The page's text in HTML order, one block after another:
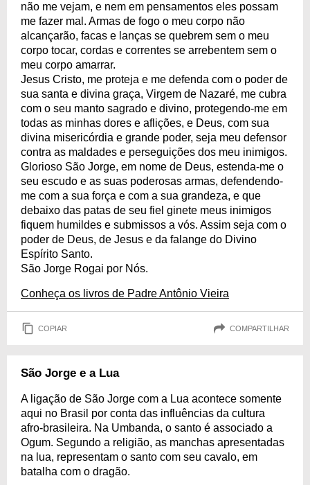
não me vejam, e nem em pensamentos eles possam
me fazer mal. Armas de fogo o meu corpo não
alcançarão, facas e lanças se quebrem sem o meu
corpo tocar, cordas e correntes se arrebentem sem o
meu corpo amarrar.
Jesus Cristo, me proteja e me defenda com o poder de
sua santa e divina graça, Virgem de Nazaré, me cubra
com o seu manto sagrado e divino, protegendo-me em
todas as minhas dores e aflições, e Deus, com sua
divina misericórdia e grande poder, seja meu defensor
contra as maldades e perseguições dos meu inimigos.
Glorioso São Jorge, em nome de Deus, estenda-me o
seu escudo e as suas poderosas armas, defendendo-
me com a sua força e com a sua grandeza, e que
debaixo das patas de seu fiel ginete meus inimigos
fiquem humildes e submissos a vós. Assim seja com o
poder de Deus, de Jesus e da falange do Divino
Espírito Santo.
São Jorge Rogai por Nós.
Conheça os livros de Padre Antônio Vieira
COPIAR COMPARTILHAR
São Jorge e a Lua
A ligação de São Jorge com a Lua acontece somente
aqui no Brasil por conta das influências da cultura
afro-brasileira. Na Umbanda, o santo é associado a
Ogum. Segundo a religião, as manchas apresentadas
na lua, representam o santo com seu cavalo, em
batalha com o dragão.